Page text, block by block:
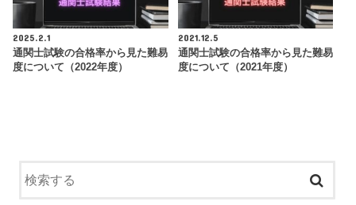
2025.2.1
通関士試験の合格率から見た難易
度について（2022年度）
2021.12.5
通関士試験の合格率から見た難易
度について（2021年度）